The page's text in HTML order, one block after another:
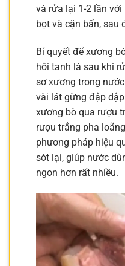
và rửa lại 1-2 lần
bọt và cặn bẩn, sau
Bí quyết để xương
hôi tanh là sau khi
sơ xương trong
vài lát gừng đập
xương bò qua rượu
rượu trắng pha
phương pháp hiệu
sót lại, giúp nước
ngon hơn rất nhiều.